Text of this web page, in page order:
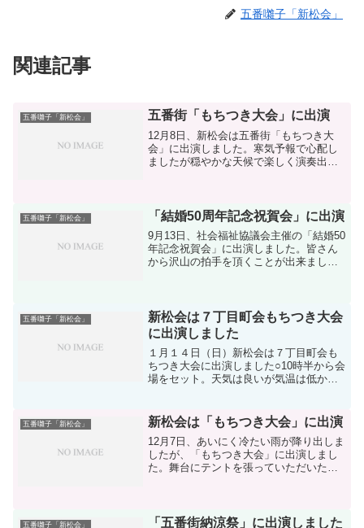
五番囃子「新松会」
関連記事
五番囃子「新松会」 五番街「もちつき大会」に出演
12月8日、新松会は五番街「もちつき大
会」に出演しました。寒気予報で心配し
ましたが穏やかな天候で楽しく演奏出来
自治福祉部長の飛...
五番囃子「新松会」 「結婚50周年記念祝賀会」に出演
9月13日、社会福祉協議会主催の「結婚50
年記念祝賀会」に出演しました。皆さん
から沢山の拍手を頂くことが出来まし
五番囃子「新松会」
新松会は７丁目町会もちつき大会
に出演しました
１月１４日（日）新松会は７丁目町会も
ちつき大会に出演しました○10時半から会
場をセット。天気は良いが気温は低かっ
挨拶の後に、獅子舞開始笛の手が冷たく
てつりそうでした○須...
五番囃子「新松会」 新松会は「もちつき大会」に出演
12月7日、あいにく冷たい雨が降り出しま
したが、「もちつき大会」に出演しまし
た。舞台にテントを張っていただいたの
んなで叩こう 3:...
五番囃子「新松会」 「五番街納涼祭」に出演しました